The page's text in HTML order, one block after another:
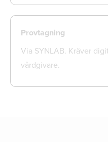
Provtagning
Via SYNLAB. Kräver
vårdgivare.